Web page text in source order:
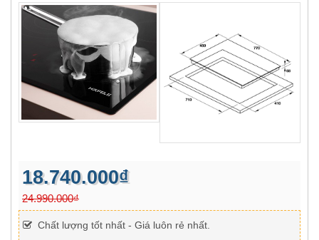
18.740.000₫
24.990.000₫
Chất lượng tốt nhất - Giá luôn rẻ nhất.